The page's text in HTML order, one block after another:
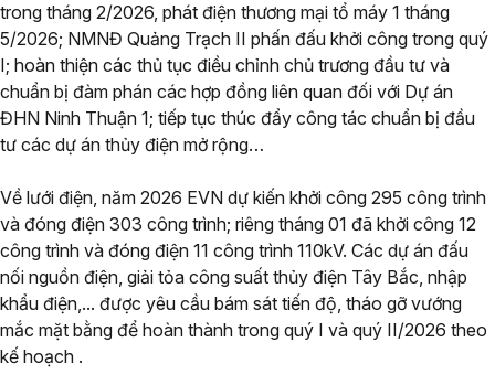
trong tháng 2/2026, phát điện thương mại tổ máy 1 tháng
5/2026; NMNĐ Quảng Trạch II phấn đấu khởi công trong quý
I; hoàn thiện các thủ tục điều chỉnh chủ trương đầu tư và
chuẩn bị đàm phán các hợp đồng liên quan đối với Dự án
ĐHN Ninh Thuận 1; tiếp tục thúc đẩy công tác chuẩn bị đầu
tư các dự án thủy điện mở rộng…
Về lưới điện, năm 2026 EVN dự kiến khởi công 295 công trình
và đóng điện 303 công trình; riêng tháng 01 đã khởi công 12
công trình và đóng điện 11 công trình 110kV. Các dự án đấu
nối nguồn điện, giải tỏa công suất thủy điện Tây Bắc, nhập
khẩu điện,... được yêu cầu bám sát tiến độ, tháo gỡ vướng
mắc mặt bằng để hoàn thành trong quý I và quý II/2026 theo
kế hoạch .